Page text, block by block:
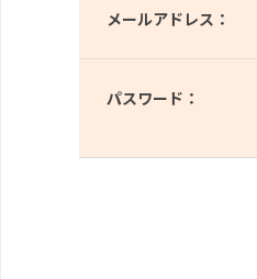
メールアドレス：
パスワード：